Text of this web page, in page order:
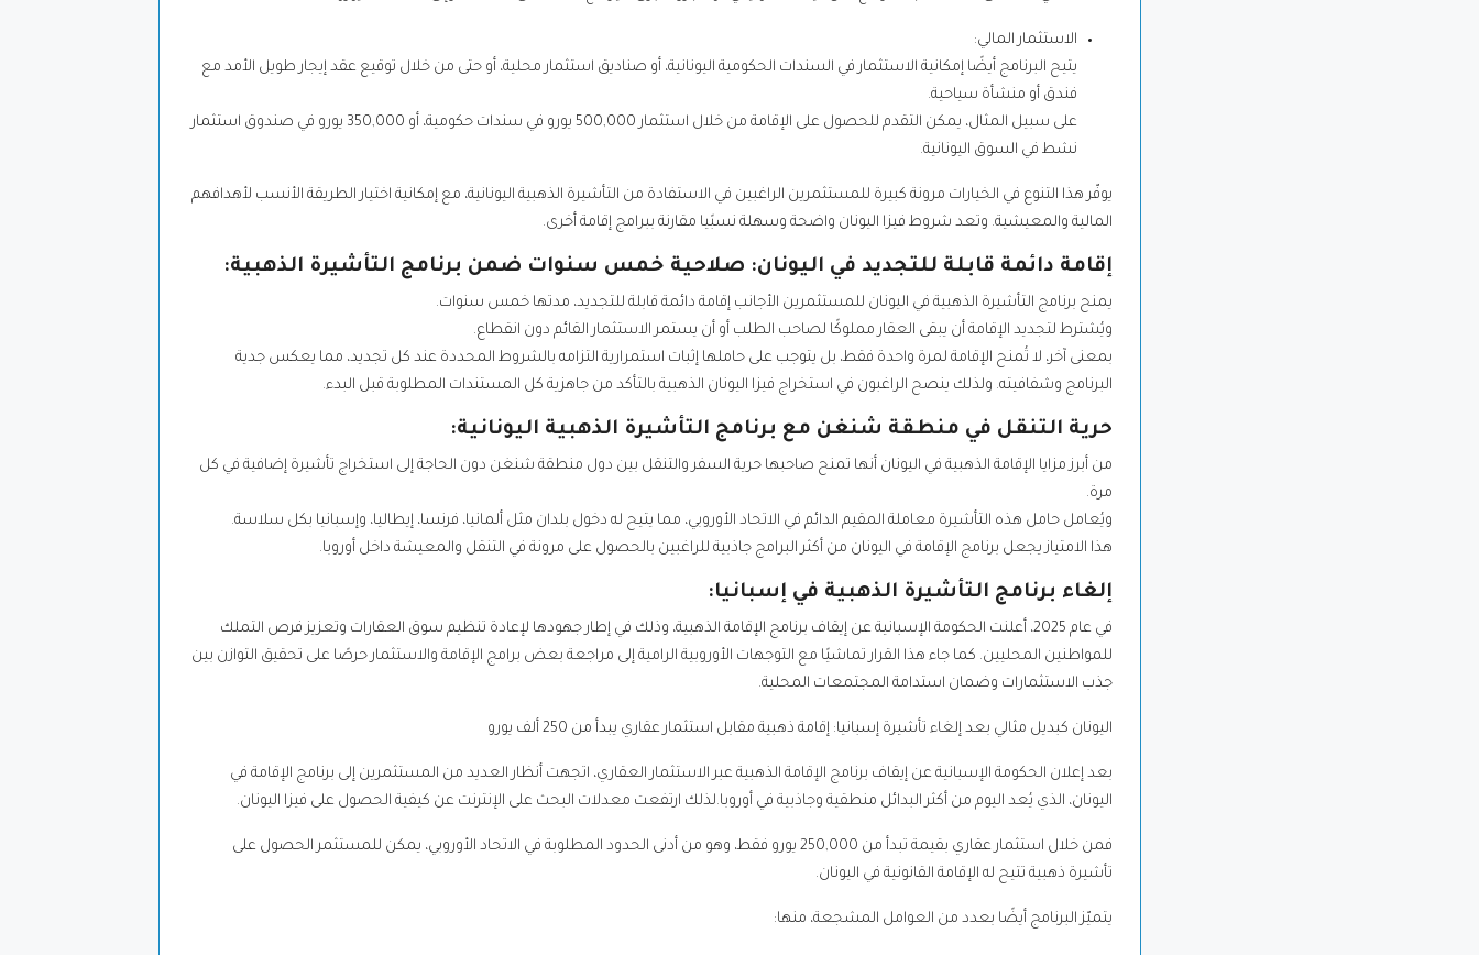
الاستثمار المالي:
يتيح البرنامج أيضًا إمكانية الاستثمار في السندات الحكومية اليونانية، أو صناديق استثمار محلية، أو حتى من خلال توقيع عقد إيجار طويل الأمد مع
فندق أو منشأة سياحية.
على سبيل المثال، يمكن التقدم للحصول على الإقامة من خلال استثمار 500,000 يورو في سندات حكومية، أو 350,000 يورو في صندوق استثمار
نشط في السوق اليونانية.
يوفّر هذا التنوع في الخيارات مرونة كبيرة للمستثمرين الراغبين في الاستفادة من التأشيرة الذهبية اليونانية، مع إمكانية اختيار الطريقة الأنسب لأهدافهم
المالية والمعيشية. وتعد شروط فيزا اليونان واضحة وسهلة نسبًيا مقارنة ببرامج إقامة أخرى.
إقامة دائمة قابلة للتجديد في اليونان: صلاحية خمس سنوات ضمن برنامج التأشيرة الذهبية:
يمنح برنامج التأشيرة الذهبية في اليونان للمستثمرين الأجانب إقامة دائمة قابلة للتجديد، مدتها خمس سنوات.
ويُشترط لتجديد الإقامة أن يبقى العقار مملوكًا لصاحب الطلب أو أن يستمر الاستثمار القائم دون انقطاع.
بمعنى آخر، لا تُمنح الإقامة لمرة واحدة فقط، بل يتوجب على حاملها إثبات استمرارية التزامه بالشروط المحددة عند كل تجديد، مما يعكس جدية
البرنامج وشفافيته. ولذلك ينصح الراغبون في استخراج فيزا اليونان الذهبية بالتأكد من جاهزية كل المستندات المطلوبة قبل البدء.
حرية التنقل في منطقة شنغن مع برنامج التأشيرة الذهبية اليونانية:
من أبرز مزايا الإقامة الذهبية في اليونان أنها تمنح صاحبها حرية السفر والتنقل بين دول منطقة شنغن دون الحاجة إلى استخراج تأشيرة إضافية في كل
مرة.
ويُعامل حامل هذه التأشيرة معاملة المقيم الدائم في الاتحاد الأوروبي، مما يتيح له دخول بلدان مثل ألمانيا، فرنسا، إيطاليا، وإسبانيا بكل سلاسة.
هذا الامتياز يجعل برنامج الإقامة في اليونان من أكثر البرامج جاذبية للراغبين بالحصول على مرونة في التنقل والمعيشة داخل أوروبا.
إلغاء برنامج التأشيرة الذهبية في إسبانيا:
في عام 2025، أعلنت الحكومة الإسبانية عن إيقاف برنامج الإقامة الذهبية، وذلك في إطار جهودها لإعادة تنظيم سوق العقارات وتعزيز فرص التملك
للمواطنين المحليين. كما جاء هذا القرار تماشيًا مع التوجهات الأوروبية الرامية إلى مراجعة بعض برامج الإقامة والاستثمار حرصًا على تحقيق التوازن بين
جذب الاستثمارات وضمان استدامة المجتمعات المحلية.
اليونان كبديل مثالي بعد إلغاء تأشيرة إسبانيا: إقامة ذهبية مقابل استثمار عقاري يبدأ من 250 ألف يورو
بعد إعلان الحكومة الإسبانية عن إيقاف برنامج الإقامة الذهبية عبر الاستثمار العقاري، اتجهت أنظار العديد من المستثمرين إلى برنامج الإقامة في
اليونان، الذي يُعد اليوم من أكثر البدائل منطقية وجاذبية في أوروبا.لذلك ارتفعت معدلات البحث على الإنترنت عن كيفية الحصول على فيزا اليونان.
فمن خلال استثمار عقاري بقيمة تبدأ من 250,000 يورو فقط، وهو من أدنى الحدود المطلوبة في الاتحاد الأوروبي، يمكن للمستثمر الحصول على
تأشيرة ذهبية تتيح له الإقامة القانونية في اليونان.
يتميّز البرنامج أيضًا بعدد من العوامل المشجعة، منها: